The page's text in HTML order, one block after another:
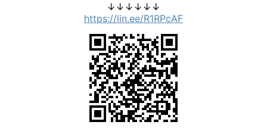
↓↓↓↓↓↓
https://lin.ee/R1RPcAF